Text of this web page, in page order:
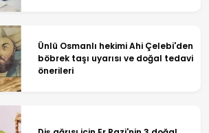
Ünlü Osmanlı hekimi Ahi Çelebi'den
böbrek taşı uyarısı ve doğal tedavi
önerileri